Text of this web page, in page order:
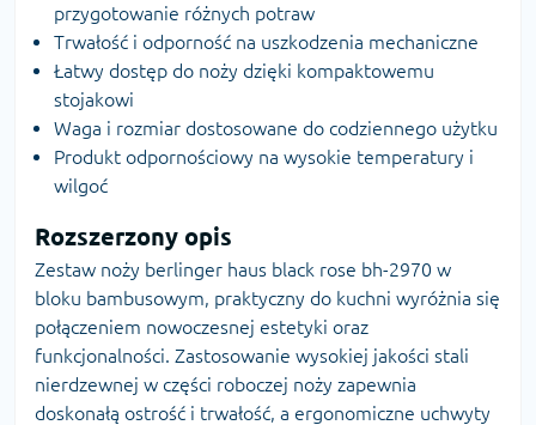
przygotowanie różnych potraw
Trwałość i odporność na uszkodzenia mechaniczne
Łatwy dostęp do noży dzięki kompaktowemu
stojakowi
Waga i rozmiar dostosowane do codziennego użytku
Produkt odpornościowy na wysokie temperatury i
wilgoć
Rozszerzony opis
Zestaw noży berlinger haus black rose bh-2970 w
bloku bambusowym, praktyczny do kuchni wyróżnia się
połączeniem nowoczesnej estetyki oraz
funkcjonalności. Zastosowanie wysokiej jakości stali
nierdzewnej w części roboczej noży zapewnia
doskonałą ostrość i trwałość, a ergonomiczne uchwyty